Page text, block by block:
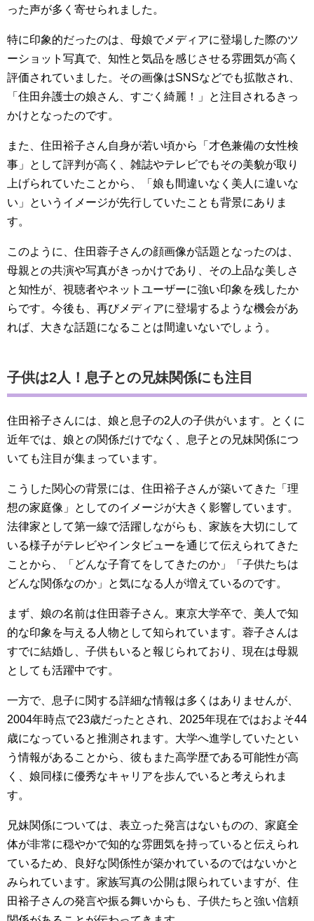
った声が多く寄せられました。
特に印象的だったのは、母娘でメディアに登場した際のツ
ーショット写真で、知性と気品を感じさせる雰囲気が高く
評価されていました。その画像はSNSなどでも拡散され、
「住田弁護士の娘さん、すごく綺麗！」と注目されるきっ
かけとなったのです。
また、住田裕子さん自身が若い頃から「才色兼備の女性検
事」として評判が高く、雑誌やテレビでもその美貌が取り
上げられていたことから、「娘も間違いなく美人に違いな
い」というイメージが先行していたことも背景にありま
す。
このように、住田蓉子さんの顔画像が話題となったのは、
母親との共演や写真がきっかけであり、その上品な美しさ
と知性が、視聴者やネットユーザーに強い印象を残したか
らです。今後も、再びメディアに登場するような機会があ
れば、大きな話題になることは間違いないでしょう。
子供は2人！息子との兄妹関係にも注目
住田裕子さんには、娘と息子の2人の子供がいます。とくに
近年では、娘との関係だけでなく、息子との兄妹関係につ
いても注目が集まっています。
こうした関心の背景には、住田裕子さんが築いてきた「理
想の家庭像」としてのイメージが大きく影響しています。
法律家として第一線で活躍しながらも、家族を大切にして
いる様子がテレビやインタビューを通じて伝えられてきた
ことから、「どんな子育てをしてきたのか」「子供たちは
どんな関係なのか」と気になる人が増えているのです。
まず、娘の名前は住田蓉子さん。東京大学卒で、美人で知
的な印象を与える人物として知られています。蓉子さんは
すでに結婚し、子供もいると報じられており、現在は母親
としても活躍中です。
一方で、息子に関する詳細な情報は多くはありませんが、
2004年時点で23歳だったとされ、2025年現在ではおよそ44
歳になっていると推測されます。大学へ進学していたとい
う情報があることから、彼もまた高学歴である可能性が高
く、娘同様に優秀なキャリアを歩んでいると考えられま
す。
兄妹関係については、表立った発言はないものの、家庭全
体が非常に穏やかで知的な雰囲気を持っていると伝えられ
ているため、良好な関係性が築かれているのではないかと
みられています。家族写真の公開は限られていますが、住
田裕子さんの発言や振る舞いからも、子供たちと強い信頼